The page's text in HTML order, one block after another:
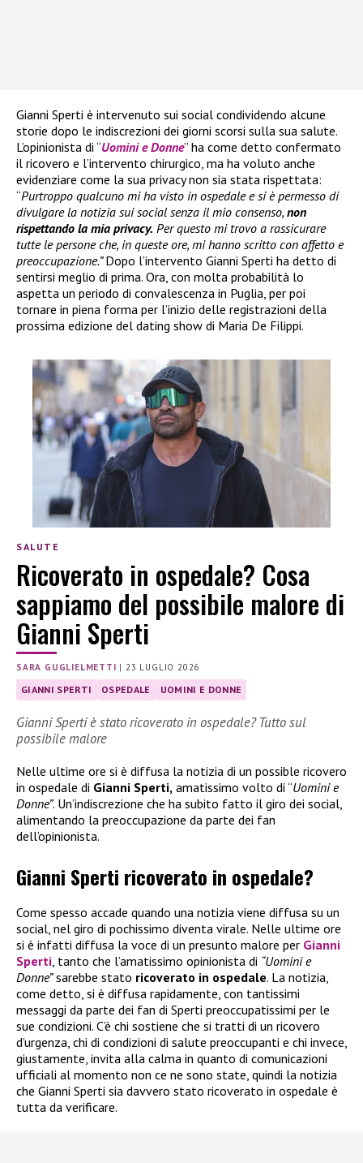
Gianni Sperti è intervenuto sui social condividendo alcune
storie dopo le indiscrezioni dei giorni scorsi sulla sua salute.
L’opinionista di “Uomini e Donne” ha come detto confermato
il ricovero e l’intervento chirurgico, ma ha voluto anche
evidenziare come la sua privacy non sia stata rispettata:
“Purtroppo qualcuno mi ha visto in ospedale e si è permesso di
divulgare la notizia sui social senza il mio consenso, non
rispettando la mia privacy. Per questo mi trovo a rassicurare
tutte le persone che, in queste ore, mi hanno scritto con affetto e
preoccupazione.”Dopo l’intervento Gianni Sperti ha detto di
sentirsi meglio di prima. Ora, con molta probabilità lo
aspetta un periodo di convalescenza in Puglia, per poi
tornare in piena forma per l’inizio delle registrazioni della
prossima edizione del dating show di Maria De Filippi.
SALUTE
Ricoverato in ospedale? Cosa
sappiamo del possibile malore di
Gianni Sperti
SARA GUGLIELMETTI |23 LUGLIO 2026
GIANNI SPERTI OSPEDALE UOMINI E DONNE
Gianni Sperti è stato ricoverato in ospedale? Tutto sul
possibile malore
Nelle ultime ore si è diffusa la notizia di un possible ricovero
in ospedale di Gianni Sperti, amatissimo volto di “Uomini e
Donne”. Un’indiscrezione che ha subito fatto il giro dei social,
alimentando la preoccupazione da parte dei fan
dell’opinionista.
Gianni Sperti ricoverato in ospedale?
Come spesso accade quando una notizia viene diffusa su un
social, nel giro di pochissimo diventa virale. Nelle ultime ore
si è infatti diffusa la voce di un presunto malore per Gianni
Sperti, tanto che l’amatissimo opinionista di “Uomini e
Donne”sarebbe stato ricoverato in ospedale. La notizia,
come detto, si è diffusa rapidamente, con tantissimi
messaggi da parte dei fan di Sperti preoccupatissimi per le
sue condizioni. C’è chi sostiene che si tratti di un ricovero
d’urgenza, chi di condizioni di salute preoccupanti e chi invece,
giustamente, invita alla calma in quanto di comunicazioni
ufficiali al momento non ce ne sono state, quindi la notizia
che Gianni Sperti sia davvero stato ricoverato in ospedale è
tutta da verificare.